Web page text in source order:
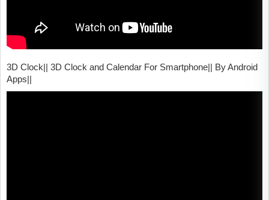
3D Clock|| 3D Clock and Calendar For Smartphone|| By Android
Apps||